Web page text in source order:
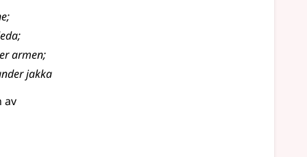
;
;
armen;
jakka
av